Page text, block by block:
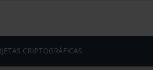
CRIPTOGRÁFICAS